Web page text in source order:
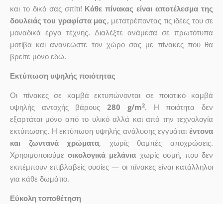
και το δικό σας σπίτι! Κάθε πίνακας είναι αποτέλεσμα της
δουλειάς του γραφίστα μας, μετατρέποντας τις ιδέες του σε
μοναδικά έργα τέχνης. Διαλέξτε ανάμεσα σε πρωτότυπα
μοτίβα και ανανεώστε τον χώρο σας με πίνακες που θα
βρείτε μόνο εδώ.
Εκτύπωση υψηλής ποιότητας
Οι πίνακες σε καμβά εκτυπώνονται σε ποιοτικό καμβά
υψηλής αντοχής βάρους280 g/m2. Η ποιότητα δεν
εξαρτάται μόνο από το υλικό αλλά και από την τεχνολογία
εκτύπωσης. Η εκτύπωση υψηλής ανάλυσης εγγυάταιέντονα
και ζωντανά χρώματα, χωρίς θαμπές αποχρώσεις.
Χρησιμοποιούμεοικολογικά μελάνια χωρίς οσμή, που δεν
εκπέμπουν επιβλαβείς ουσίες — οι πίνακες είναι κατάλληλοι
για κάθε δωμάτιο.
Εύκολη τοποθέτηση